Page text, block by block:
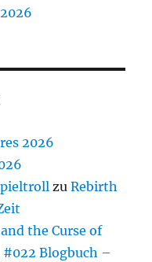
2026
zuRebirth
the Curse of
#022 Blogbuch –